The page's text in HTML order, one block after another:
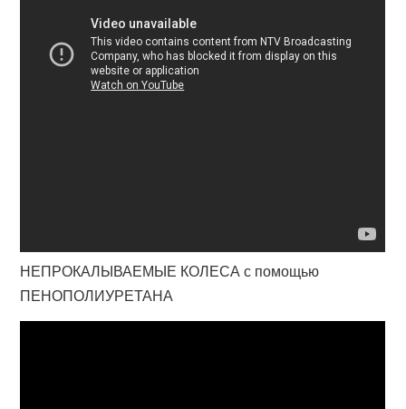
НЕПРОКАЛЫВАЕМЫЕ КОЛЕСА с помощью
ПЕНОПОЛИУРЕТАНА